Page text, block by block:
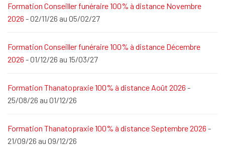
Formation Conseiller funéraire 100% à distance Novembre
2026 - 02/11/26 au 05/02/27
Formation Conseiller funéraire 100% à distance Décembre
2026 - 01/12/26 au 15/03/27
Formation Thanatopraxie 100% à distance Août 2026 -
25/08/26 au 01/12/26
Formation Thanatopraxie 100% à distance Septembre 2026 -
21/09/26 au 09/12/26